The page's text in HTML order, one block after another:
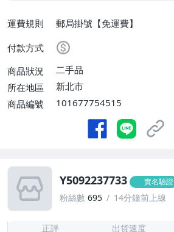
運費規則
郵局掛號【免運費】
付款方式
商品狀況
二手品
所在地區
新北市
商品編號
101677754515
Y5092237733 實名驗證
粉絲數 695 14分鐘前上線
正評 出貨速度